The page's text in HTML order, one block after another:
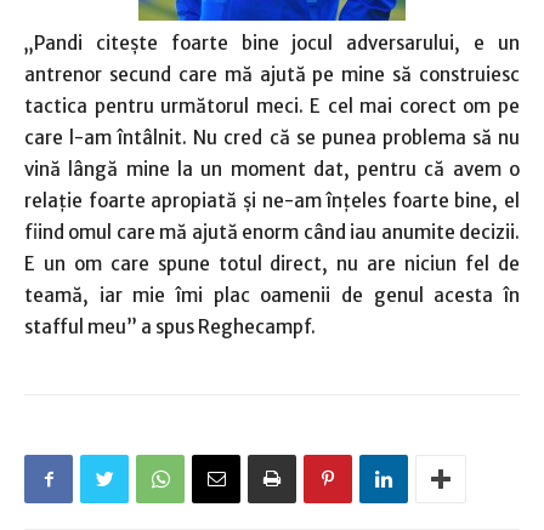
„Pandi citeşte foarte bine jocul adversarului, e un
antrenor secund care mă ajută pe mine să construiesc
tactica pentru următorul meci. E cel mai corect om pe
care l-am întâlnit. Nu cred că se punea problema să nu
vină lângă mine la un moment dat, pentru că avem o
relaţie foarte apropiată şi ne-am înţeles foarte bine, el
fiind omul care mă ajută enorm când iau anumite decizii.
E un om care spune totul direct, nu are niciun fel de
teamă, iar mie îmi plac oamenii de genul acesta în
stafful meu” a spus Reghecampf.